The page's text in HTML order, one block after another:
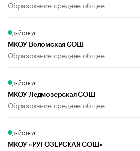
Образование среднее общее
ДЕЙСТВУЕТ
МКОУ Воломская СОШ
Образование среднее общее
ДЕЙСТВУЕТ
МКОУ Ледмозерская СОШ
Образование среднее общее
ДЕЙСТВУЕТ
МКОУ «РУГОЗЕРСКАЯ СОШ»